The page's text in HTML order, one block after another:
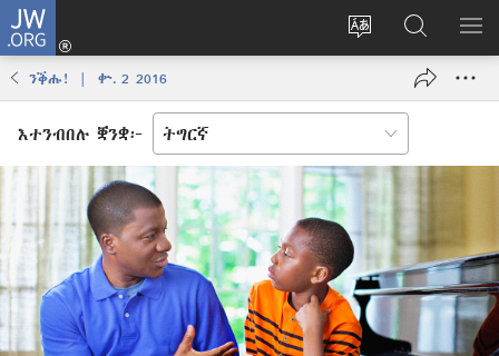
JW.ORG
ቋንቋ
እቶ
(opens
ኣብ
JW.ORG
ድለ
ንቕሑ! | ቍ. 2 2016
እተንብበሉ ቛንቋ፦